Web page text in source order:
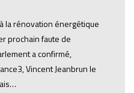
la rénovation énergétique
prochain faute de
a confirmé,
Vincent Jeanbrun le